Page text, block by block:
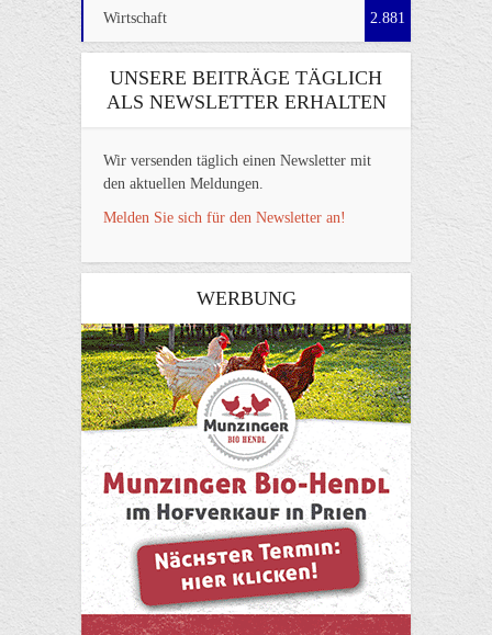
Wirtschaft 2.881
UNSERE BEITRÄGE TÄGLICH
ALS NEWSLETTER ERHALTEN
Wir versenden täglich einen Newsletter mit
den aktuellen Meldungen.
Melden Sie sich für den Newsletter an!
WERBUNG